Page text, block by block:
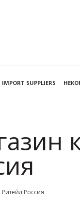
IMPORT SUPPLIERS
Россия